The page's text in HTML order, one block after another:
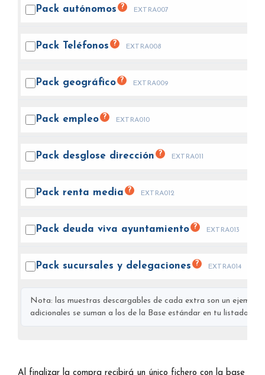
Pack autónomos ? EXTRA007
Pack Teléfonos ? EXTRA008
Pack geográfico ? EXTRA009
Pack empleo ? EXTRA010
Pack desglose dirección ? EXTRA011
Pack renta media ? EXTRA012
Pack deuda viva ayuntamiento ? EXTRA013
Pack sucursales y delegaciones ? EXTRA014
Nota: las muestras descargables de cada extra son un
adicionales se suman a los de la Base estándar en tu listado
Al finalizar la compra recibirá un único fichero con la base